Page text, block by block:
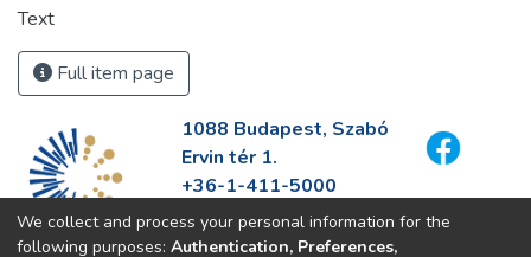
Text
Full item page
1088 Budapest, Szabó
Ervin tér 1.
+36-1-411-5000
info@fszek.hu
https://fszek.hu
We collect and process your personal information for the
following purposes: Authentication, Preferences,